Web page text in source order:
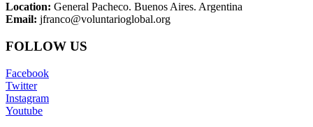
Location: General Pacheco. Buenos Aires. Argentina
Email: jfranco@voluntarioglobal.org
FOLLOW US
Facebook
Twitter
Instagram
Youtube